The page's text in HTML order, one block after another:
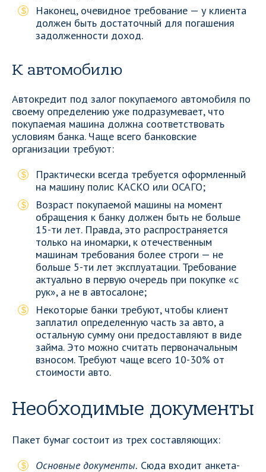
Наконец, очевидное требование — у клиента
должен быть достаточный для погашения
задолженности доход.
К автомобилю
Автокредит под залог покупаемого автомобиля по
своему определению уже подразумевает, что
покупаемая машина должна соответствовать
условиям банка. Чаще всего банковские
организации требуют:
Практически всегда требуется оформленный
на машину полис КАСКО или ОСАГО;
Возраст покупаемой машины на момент
обращения к банку должен быть не больше
15-ти лет. Правда, это распространяется
только на иномарки, к отечественным
машинам требования более строги — не
больше 5-ти лет эксплуатации. Требование
актуально в первую очередь при покупке «с
рук», а не в автосалоне;
Некоторые банки требуют, чтобы клиент
заплатил определенную часть за авто, а
остальную сумму они предоставляют в виде
займа. Это можно считать первоначальным
взносом. Требуют чаще всего 10-30% от
стоимости авто.
Необходимые документы
Пакет бумаг состоит из трех составляющих:
Основные документы. Сюда входит анкета-